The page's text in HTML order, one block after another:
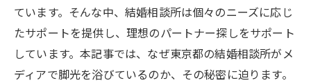
ています。そんな中、結婚相談所は個々のニーズに応じ
たサポートを提供し、理想のパートナー探しをサポート
しています。本記事では、なぜ東京都の結婚相談所がメ
ディアで脚光を浴びているのか、その秘密に迫ります。